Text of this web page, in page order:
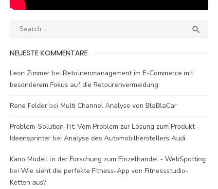
Search

NEUESTE KOMMENTARE
Leon Zimmer bei Retourenmanagement im E-Commerce mit
besonderem Fokus auf die Retourenvermeidung
Rene Felder bei Multi Channel Analyse von BlaBlaCar
Problem-Solution-Fit: Vom Problem zur Lösung zum Produkt -
Ideensprinter bei Analyse des Automobilherstellers Audi
Kano Modell in der Forschung zum Einzelhandel - WebSpotting
bei Wie sieht die perfekte Fitness-App von Fitnessstudio-
Ketten aus?